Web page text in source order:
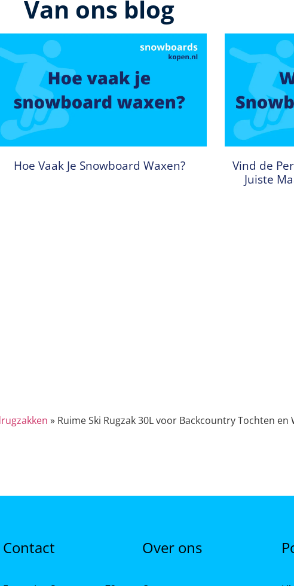
Van ons blog
Hoe Vaak Je Snowboard Waxen?
Vind de
Juiste
» Ruime Ski Rugzak 30L voor Backcountry Tochten
Contact Over ons